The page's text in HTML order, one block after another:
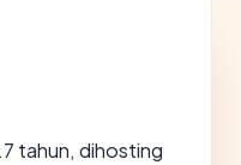
tahun, dihosting